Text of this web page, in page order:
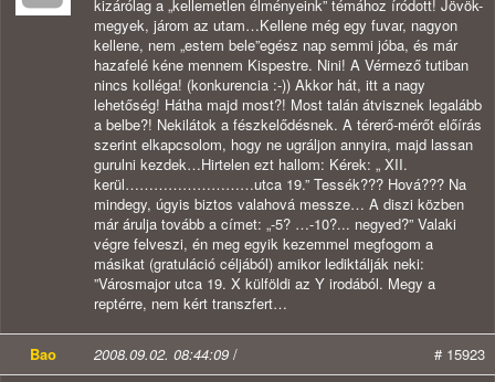
kizárólag a „kellemetlen élményeink” témához íródott! Jövök-
megyek, járom az utam…Kellene még egy fuvar, nagyon
kellene, nem „estem bele”egész nap semmi jóba, és már
hazafelé kéne mennem Kispestre. Nini! A Vérmező tutiban
nincs kolléga! (konkurencia :-)) Akkor hát, itt a nagy
lehetőség! Hátha majd most?! Most talán átvisznek legalább
a belbe?! Nekilátok a fészkelődésnek. A térerő-mérőt előírás
szerint elkapcsolom, hogy ne ugráljon annyira, majd lassan
gurulni kezdek…Hirtelen ezt hallom: Kérek: „ XII.
kerül………………………utca 19.” Tessék??? Hová??? Na
mindegy, úgyis biztos valahová messze… A diszi közben
már árulja tovább a címet: „-5? …-10?... negyed?” Valaki
végre felveszi, én meg egyik kezemmel megfogom a
másikat (gratuláció céljából) amikor lediktálják neki:
”Városmajor utca 19. X külföldi az Y irodából. Megy a
reptérre, nem kért transzfert…
Bao 2008.09.02. 08:44:09 /
# 15923